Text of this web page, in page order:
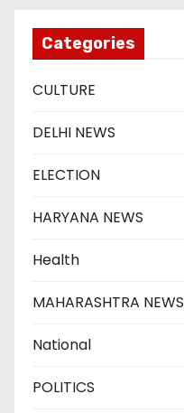
Categories
CULTURE
DELHI NEWS
ELECTION
HARYANA NEWS
Health
MAHARASHTRA NEWS
National
POLITICS